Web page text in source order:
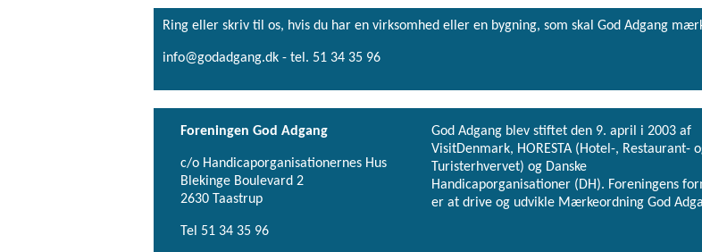
Ring eller skriv til os, hvis du har en virksomhed eller en bygning, som skal God Adgang
info@godadgang.dk - tel. 51 34 35 96
Foreningen God Adgang
c/o Handicaporganisationernes Hus
Blekinge Boulevard 2
2630 Taastrup
Tel 51 34 35 96
God Adgang blev stiftet den 9. april i 2003 af
VisitDenmark, HORESTA (Hotel-, Restaurant-
Turisterhvervet) og Danske
Handicaporganisationer (DH). Foreningens
er at drive og udvikle Mærkeordning God